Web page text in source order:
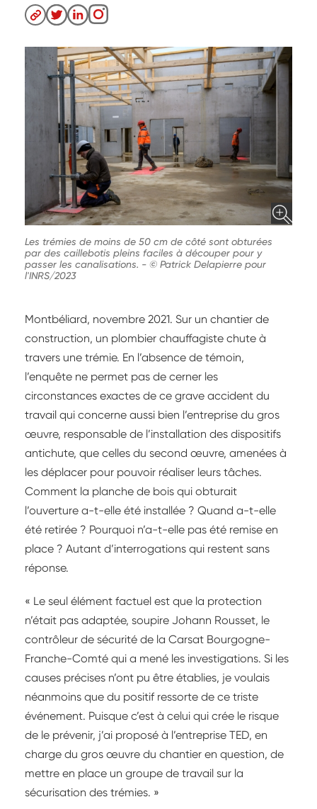
Les trémies de moins de 50 cm de côté sont obturées
par des caillebotis pleins faciles à découper pour y
passer les canalisations. - © Patrick Delapierre pour
l'INRS/2023
Montbéliard, novembre 2021. Sur un chantier de
construction, un plombier chauffagiste chute à
travers une trémie. En l’absence de témoin,
l’enquête ne permet pas de cerner les
circonstances exactes de ce grave accident du
travail qui concerne aussi bien l’entreprise du gros
œuvre, responsable de l’installation des dispositifs
antichute, que celles du second œuvre, amenées à
les déplacer pour pouvoir réaliser leurs tâches.
Comment la planche de bois qui obturait
l’ouverture a-t-elle été installée ? Quand a-t-elle
été retirée ? Pourquoi n’a-t-elle pas été remise en
place ? Autant d’interrogations qui restent sans
réponse.
« Le seul élément factuel est que la protection
n’était pas adaptée, soupire Johann Rousset, le
contrôleur de sécurité de la Carsat Bourgogne-
Franche-Comté qui a mené les investigations. Si les
causes précises n’ont pu être établies, je voulais
néanmoins que du positif ressorte de ce triste
événement. Puisque c’est à celui qui crée le risque
de le prévenir, j’ai proposé à l’entreprise TED, en
charge du gros œuvre du chantier en question, de
mettre en place un groupe de travail sur la
sécurisation des trémies. »